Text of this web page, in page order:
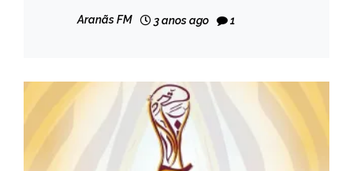
Aranãs FM 3 anos ago 1